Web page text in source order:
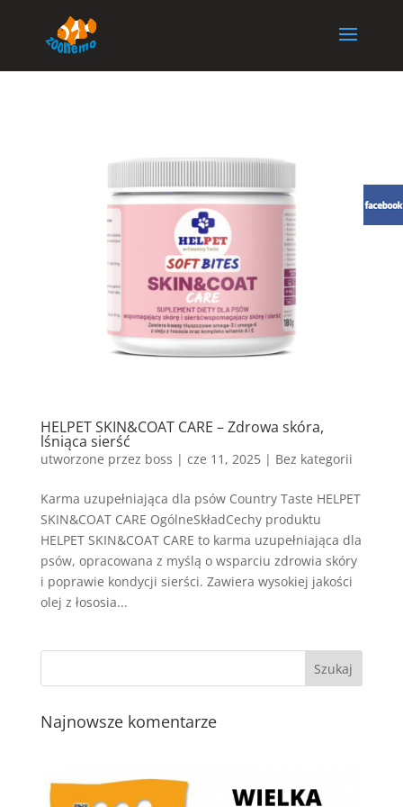
HELPET SKIN&COAT CARE – Zdrowa skóra,
lśniąca sierść
utworzone przez boss | cze 11, 2025| Bez kategorii
Karma uzupełniająca dla psów Country Taste HELPET
SKIN&COAT CARE OgólneSkładCechy produktu
HELPET SKIN&COAT CARE to karma uzupełniająca dla
psów, opracowana z myślą o wsparciu zdrowia skóry
i poprawie kondycji sierści. Zawiera wysokiej jakości
olej z łososia...
Najnowsze komentarze